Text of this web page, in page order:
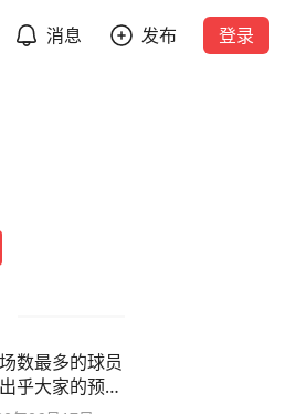
消息 发布 登录
数最多的球员
乎大家的预